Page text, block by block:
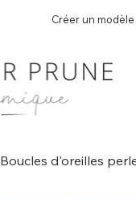
Créer un modèle
Boucles d'oreilles